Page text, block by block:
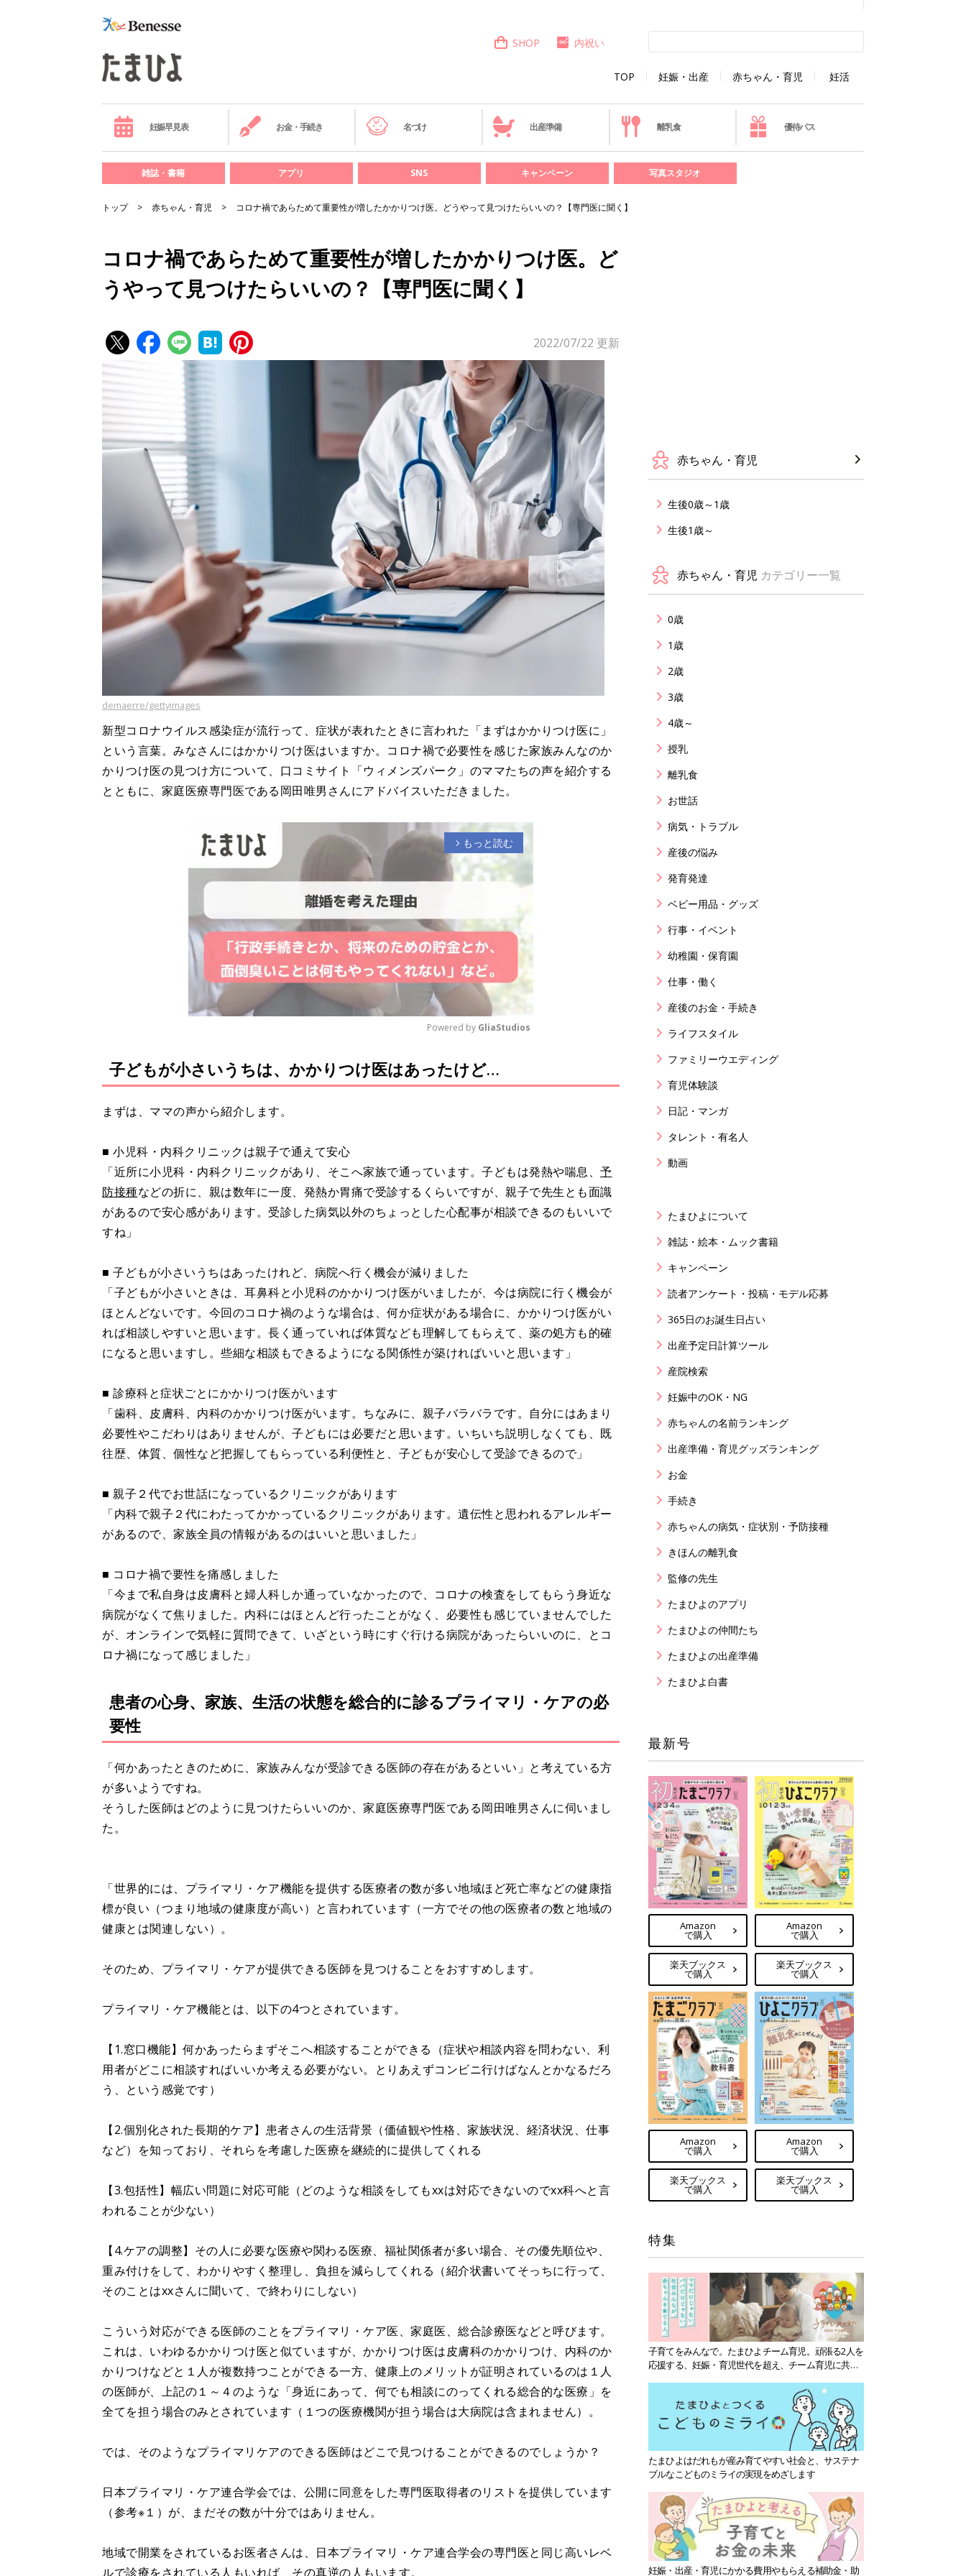
TOP 妊娠・出産 赤ちゃん・育児 妊活
SHOP 内祝い
妊娠早見表 お金・手続き 名づけ 出産準備 離乳食 優待パス
雑誌・書籍 アプリ SNS キャンペーン 写真スタジオ
トップ 赤ちゃん・育児 コロナ禍であらためて重要性が増したかかりつけ医。どうやって見つけたらいいの？【専門医に聞く】
コロナ禍であらためて重要性が増したかかりつけ医。ど
うやって見つけたらいいの？【専門医に聞く】
2022/07/22 更新
demaerre/gettyimages
新型コロナウイルス感染症が流行って、症状が表れたときに言われた「まずはかかりつけ医に」
という言葉。みなさんにはかかりつけ医はいますか。コロナ禍で必要性を感じた家族みんなのか
かりつけ医の見つけ方について、口コミサイト「ウィメンズパーク」のママたちの声を紹介する
とともに、家庭医療専門医である岡田唯男さんにアドバイスいただきました。
arrow_forward_ios もっと読む
M
u
Powered by GliaStudios
子どもが小さいうちは、かかりつけ医はあったけど…
まずは、ママの声から紹介します。
■ 小児科・内科クリニックは親子で通えて安心
「近所に小児科・内科クリニックがあり、そこへ家族で通っています。子どもは発熱や喘息、 予
防接種などの折に、親は数年に一度、発熱か胃痛で受診するくらいですが、親子で先生とも面識
があるので安心感があります。受診した病気以外のちょっとした心配事が相談できるのもいいで
すね」
■ 子どもが小さいうちはあったけれど、病院へ行く機会が減りました
「子どもが小さいときは、耳鼻科と小児科のかかりつけ医がいましたが、今は病院に行く機会が
ほとんどないです。今回のコロナ禍のような場合は、何か症状がある場合に、かかりつけ医がい
れば相談しやすいと思います。長く通っていれば体質なども理解してもらえて、薬の処方も的確
になると思いますし。些細な相談もできるようになる関係性が築ければいいと思います」
■ 診療科と症状ごとにかかりつけ医がいます
「歯科、皮膚科、内科のかかりつけ医がいます。ちなみに、親子バラバラです。自分にはあまり
必要性やこだわりはありませんが、子どもには必要だと思います。いちいち説明しなくても、既
往歴、体質、個性など把握してもらっている利便性と、子どもが安心して受診できるので」
■ 親子２代でお世話になっているクリニックがあります
「内科で親子２代にわたってかかっているクリニックがあります。遺伝性と思われるアレルギー
があるので、家族全員の情報があるのはいいと思いました」
■ コロナ禍で要性を痛感しました
「今まで私自身は皮膚科と婦人科しか通っていなかったので、コロナの検査をしてもらう身近な
病院がなくて焦りました。内科にはほとんど行ったことがなく、必要性も感じていませんでした
が、オンラインで気軽に質問できて、いざという時にすぐ行ける病院があったらいいのに、とコ
ロナ禍になって感じました」
患者の心身、家族、生活の状態を総合的に診るプライマリ・ケアの必
要性
「何かあったときのために、家族みんなが受診できる医師の存在があるといい」と考えている方
が多いようですね。
そうした医師はどのように見つけたらいいのか、家庭医療専門医である岡田唯男さんに伺いまし
た。
「世界的には、プライマリ・ケア機能を提供する医療者の数が多い地域ほど死亡率などの健康指
標が良い（つまり地域の健康度が高い）と言われています（一方でその他の医療者の数と地域の
健康とは関連しない）。
そのため、プライマリ・ケアが提供できる医師を見つけることをおすすめします。
プライマリ・ケア機能とは、以下の4つとされています。
【1.窓口機能】何かあったらまずそこへ相談することができる（症状や相談内容を問わない、利
用者がどこに相談すればいいか考える必要がない。とりあえずコンビニ行けばなんとかなるだろ
う、という感覚です）
【2.個別化された長期的ケア】患者さんの生活背景（価値観や性格、家族状況、経済状況、仕事
など）を知っており、それらを考慮した医療を継続的に提供してくれる
【3.包括性】幅広い問題に対応可能（どのような相談をしてもxxは対応できないのでxx科へと言
われることが少ない）
【4.ケアの調整】その人に必要な医療や関わる医療、福祉関係者が多い場合、その優先順位や、
重み付けをして、わかりやすく整理し、負担を減らしてくれる（紹介状書いてそっちに行って、
そのことはxxさんに聞いて、で終わりにしない）
こういう対応ができる医師のことをプライマリ・ケア医、家庭医、総合診療医などと呼びます。
これは、いわゆるかかりつけ医と似ていますが、かかりつけ医は皮膚科のかかりつけ、内科のか
かりつけなどと１人が複数持つことができる一方、健康上のメリットが証明されているのは１人
の医師が、上記の１～４のような「身近にあって、何でも相談にのってくれる総合的な医療」を
全てを担う場合のみとされています（１つの医療機関が担う場合は大病院は含まれません）。
では、そのようなプライマリケアのできる医師はどこで見つけることができるのでしょうか？
日本プライマリ・ケア連合学会では、公開に同意をした専門医取得者のリストを提供しています
（参考※１）が、まだその数が十分ではありません。
地域で開業をされているお医者さんは、日本プライマリ・ケア連合学会の専門医と同じ高いレベ
ルで診療をされている人もいれば、その真逆の人もいます。
赤ちゃん・育児
生後0歳～1歳
生後1歳～
赤ちゃん・育児 カテゴリー一覧
0歳
1歳
2歳
3歳
4歳～
授乳
離乳食
お世話
病気・トラブル
産後の悩み
発育発達
ベビー用品・グッズ
行事・イベント
幼稚園・保育園
仕事・働く
産後のお金・手続き
ライフスタイル
ファミリーウエディング
育児体験談
日記・マンガ
タレント・有名人
動画
たまひよについて
雑誌・絵本・ムック書籍
キャンペーン
読者アンケート・投稿・モデル応募
365日のお誕生日占い
出産予定日計算ツール
産院検索
妊娠中のOK・NG
赤ちゃんの名前ランキング
出産準備・育児グッズランキング
お金
手続き
赤ちゃんの病気・症状別・予防接種
きほんの離乳食
監修の先生
たまひよのアプリ
たまひよの仲間たち
たまひよの出産準備
たまひよ白書
最新号
Amazon
で購入
楽天ブックス
で購入
Amazon
で購入
楽天ブックス
で購入
Amazon
で購入
楽天ブックス
で購入
Amazon
で購入
楽天ブックス
で購入
特集
子育てをみんなで。たまひよチーム育児。頑張る2人を
応援する、妊娠・育児世代を超え、チーム育児に共感
たまひよはだれもが産み育てやすい社会と、サステナ
ブルなこどものミライの実現をめざします
妊娠・出産・育児にかかる費用やもらえる補助金・助